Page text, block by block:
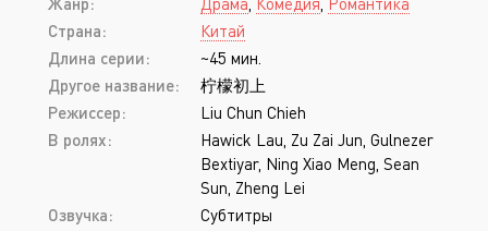
Страна:
Китай
Длина серии:
~45 мин.
Другое название:
柠檬初上
Режиссер:
Liu Chun Chieh
В ролях:
Hawick Lau, Zu Zai Jun, Gulnezer
Bextiyar, Ning Xiao Meng, Sean
Sun, Zheng Lei
Озвучка:
Субтитры